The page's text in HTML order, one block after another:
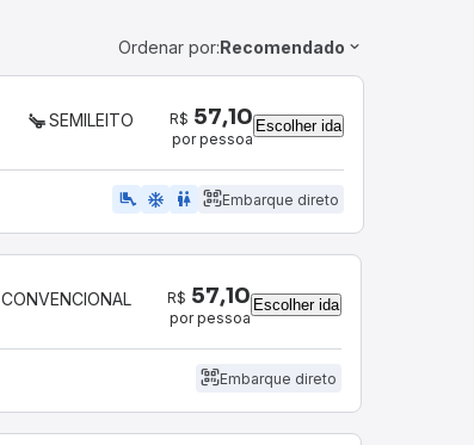
Ordenar por:Recomendado
SEMILEITO R$ 57,10
por pessoa
Escolher ida
airline_seat_legroom_extra ac_unit WC Embarque direto
CONVENCIONAL R$ 57,10
por pessoa
Escolher ida
Embarque direto